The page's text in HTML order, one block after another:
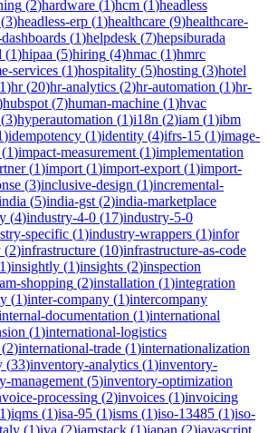
(2)hardware (1)hcm (1)headless
(3)headless-erp (1)healthcare (9)healthcare-
(1)helpdesk (7)hepsiburada
(1)hipaa (5)hiring (4)hmac (1)hmrc
services (1)hospitality (5)hosting (3)hotel
1)hr(20)hr-analytics (2)hr-automation (1)hr-
hubspot (7)human-machine (1)hvac
(3)hyperautomation (1)i18n (2)iam (1)ibm
)idempotency (1)identity (4)ifrs-15 (1)image-
(1)impact-measurement (1)implementation
(1)import (1)import-export (1)import-
(3)inclusive-design (1)incremental-
(5)india-gst (2)india-marketplace
(4)industry-4-0 (17)industry-5-0
specific (1)industry-wrappers (1)infor
(2)infrastructure (10)infrastructure-as-code
1)insightly (1)insights (2)inspection
shopping (2)installation (1)integration
(1)inter-company (1)intercompany
documentation (1)international
(1)international-logistics
(2)international-trade (1)internationalization
(33)inventory-analytics (1)inventory-
management (5)inventory-optimization
processing (2)invoices (1)invoicing
)iqms (1)isa-95 (1)isms (1)iso-13485 (1)iso-
(1)iva (2)jamstack (1)japan (2)javascript